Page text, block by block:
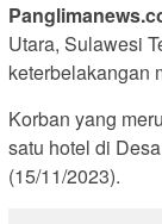
Utara, Sulawesi
keterbelakangan
Korban yang
satu hotel di
(15/11/2023).